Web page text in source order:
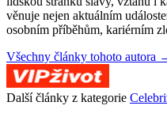
věnuje nejen aktuálním
osobním příběhům, kariérním
Všechny články tohoto autora
Další články z kategorie